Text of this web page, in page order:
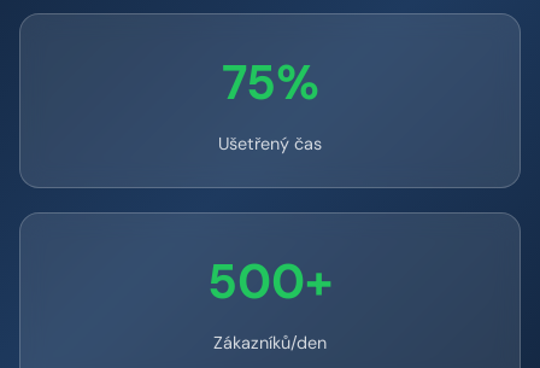
75%
Ušetřený čas
500+
Zákazníků/den